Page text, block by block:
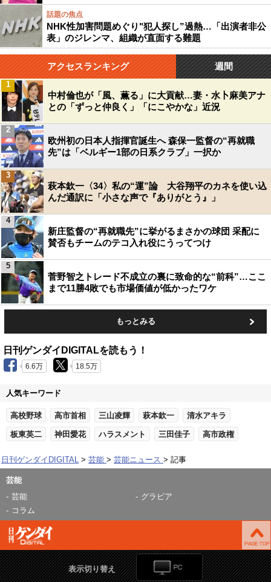
話題の焦点
NHK性加害問題めぐり"犯人探し”過熱…「出演者非公
表」のジレンマ、組織が直面する難題
アクセスランキング 週間
中村倫也が「風、薫る」に大貢献…妻・水卜麻美アナ
との「ずっと仲良く」「にこやかな」近況
1
欧州初の日本人指揮官誕生へ 森保一監督の“再就職
先”は「ベルギー1部の日系クラブ」一択か
2
萩本欽一〈34〉私の“運”論 大谷翔平のカネを使い込
んだ通訳に「小さな声で『ありがとう』」
3
新庄監督の“再就職先”に挙がるまさかの球団 采配に
賛否もチームのテコ入れ役にうってつけ
4
菅野智之トレード不成立の裏に致命的な“前科”…ここ
まで11勝4敗でも市場価値が低かったワケ
5
もっとみる
日刊ゲンダイDIGITALを読もう！
6.6万 18.5万
人気キーワード
高校野球 高市首相 三山凌輝 萩本欽一 清水アキラ
板東英二 神田愛花 ハラスメント 三田佳子 高市政権
日刊ゲンダイDIGITAL 芸能 芸能ニュース 記事
芸能
芸能
グラビア
コラム
表示切り替え